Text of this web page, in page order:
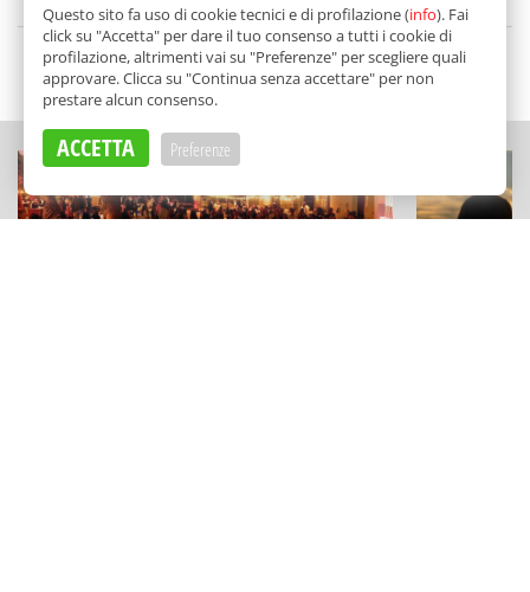
diRedazione
SCELTO DA BALARM
Questo sito fa uso di cookie tecnici e di profilazione (info). Fai
click su "Accetta" per dare il tuo consenso a tutti i cookie di
profilazione, altrimenti vai su "Preferenze" per scegliere quali
approvare. Clicca su "Continua senza accettare" per non
prestare alcun consenso.
ACCETTA Preferenze